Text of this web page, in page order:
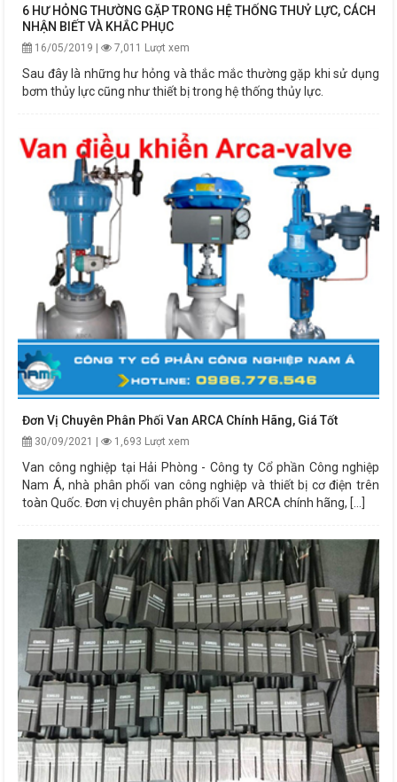
6 HƯ HỎNG THƯỜNG GẶP TRONG HỆ THỐNG THUỶ LỰC, CÁCH
NHẬN BIẾT VÀ KHẮC PHỤC
16/05/2019 | 7,011 Lượt xem
Sau đây là những hư hỏng và thắc mắc thường gặp khi sử dụng
bơm thủy lực cũng như thiết bị trong hệ thống thủy lực.
Đơn Vị Chuyên Phân Phối Van ARCA Chính Hãng, Giá Tốt
30/09/2021 | 1,693 Lượt xem
Van công nghiệp tại Hải Phòng - Công ty Cổ phần Công nghiệp
Nam Á, nhà phân phối van công nghiệp và thiết bị cơ điện trên
toàn Quốc. Đơn vị chuyên phân phối Van ARCA chính hãng, [...]